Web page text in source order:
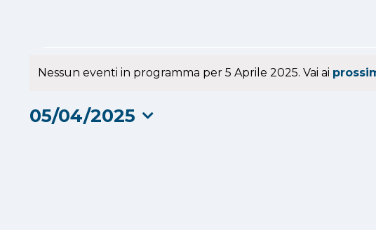
Eventi
5
Nessun eventi in programma per 5 Aprile 2025. Vai ai
05/04/2025